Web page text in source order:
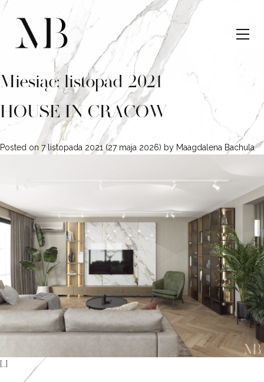
Miesiąc:listopad 2021
HOUSE IN CRACOW
Posted on7 listopada 2021 (27 maja 2026) by Maagdalena Bachula
[…]